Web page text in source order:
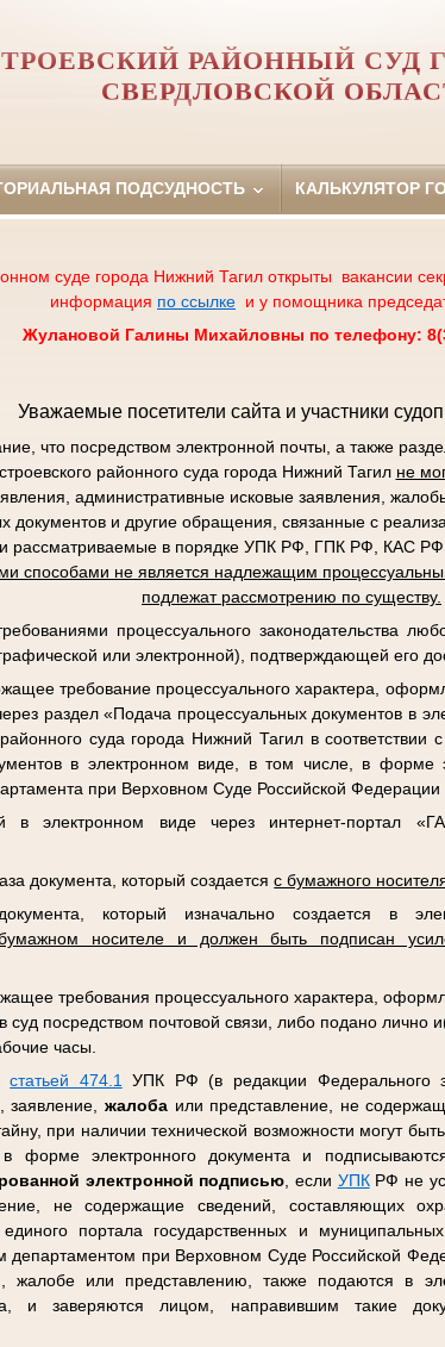
РАЙОННЫЙ СУД
СВЕРДЛОВСКОЙ
ПОДСУДНОСТЬ КАЛЬКУЛЯТОР
суде города Нижний Тагил открыты вакансии
информация по ссылке и у помощника
Жулановой Галины Михайловны по телефону:
Уважаемые посетители сайта и участники
что посредством электронной почты, а также
районного суда города Нижний Тагил не
административные исковые заявления,
документов и другие обращения, связанные с
и рассматриваемые в порядке УПК РФ, ГПК РФ, КАС
способами не является надлежащим
подлежат рассмотрению по существу.
процессуального законодательства
или электронной), подтверждающей его
требование процессуального характера,
раздел «Подача процессуальных документов в
районного суда города Нижний Тагил в
в электронном виде, в том числе, в форме
при Верховном Суде Российской
в электронном виде через интернет-портал
документа, который создаетсяс бумажного
который изначально создается в
носителе и должен быть подписан
требования процессуального характера,
суд посредством почтовой связи, либо подано лично
часы.
статьей 474.1УПК РФ (в редакции Федерального
заявление, жалоба или представление, не
при наличии технической возможности могут
электронного документа и
электронной подписью, если УПКРФ не
не содержащие сведений, составляющих
портала государственных и
департаментом при Верховном Суде Российской
жалобе или представлению, также подаются в
и заверяются лицом, направившим такие